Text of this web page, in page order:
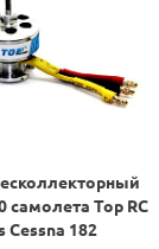
самолета Top RC
Cessna 182